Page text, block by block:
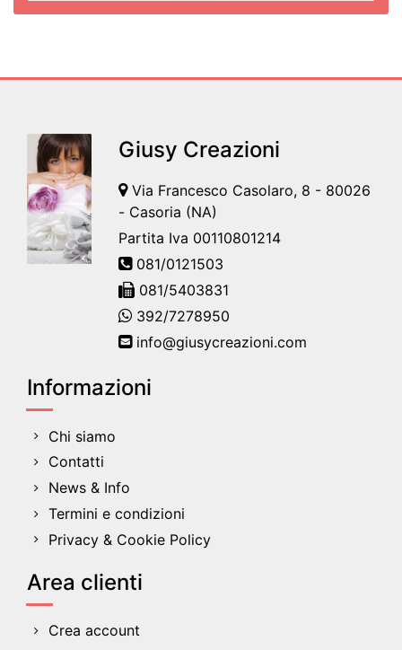
Giusy Creazioni
Via Francesco Casolaro, 8 - 80026
- Casoria (NA)
Partita Iva 00110801214
081/0121503
081/5403831
392/7278950
info@giusycreazioni.com
Informazioni
Chi siamo
Contatti
News & Info
Termini e condizioni
Privacy & Cookie Policy
Area clienti
Crea account